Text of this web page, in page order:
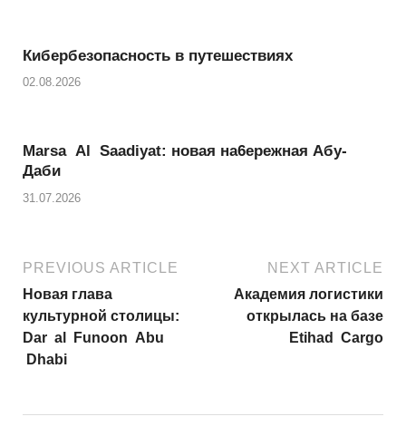
Кибербезопасность в путешествиях
02.08.2026
Marsa Al Saadiyat: новая на6ережная Абу-
Даби
31.07.2026
PREVIOUS ARTICLE
Новая глава
культурной столицы:
Dar al Funoon Abu
Dhabi
NEXT ARTICLE
Академия логистики
открылась на базе
Etihad Cargo